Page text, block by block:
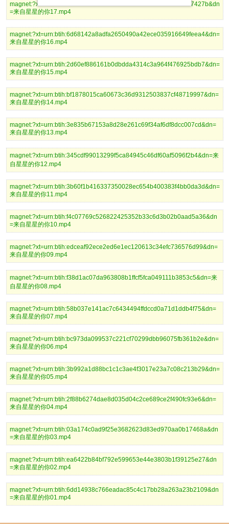
magnet:?xt=urn:btih:2a12b834b8ce276772d6a7cb98da4576a1b7427b&dn
=来自星星的你17.mp4
magnet:?xt=urn:btih:6d68142a8adfa2650490a42ece035916649feea4&dn=
来自星星的你16.mp4
magnet:?xt=urn:btih:2d60ef886161b0dbdda4314c3a964f476925bdb7&dn=
来自星星的你15.mp4
magnet:?xt=urn:btih:bf1878015ca60673c36d9312503837cf48719997&dn=
来自星星的你14.mp4
magnet:?xt=urn:btih:3e835b67153a8d28e261c69f34af6df8dcc007cd&dn=
来自星星的你13.mp4
magnet:?xt=urn:btih:345cdf99013299f5ca84945c46df60af5096f2b4&dn=来
自星星的你12.mp4
magnet:?xt=urn:btih:3b60f1b416337350028ec654b400383f4bb0da3d&dn=
来自星星的你11.mp4
magnet:?xt=urn:btih:f4c07769c526822425352b33c6d3b02b0aad5a36&dn
=来自星星的你10.mp4
magnet:?xt=urn:btih:edceaf92ece2ed6e1ec120613c34efc736576d99&dn=
来自星星的你09.mp4
magnet:?xt=urn:btih:f38d1ac07da963808b1ffcf5fca049111b3853c5&dn=来
自星星的你08.mp4
magnet:?xt=urn:btih:58b037e141ac7c6434494ffdccd0a71d1ddb4f75&dn=
来自星星的你07.mp4
magnet:?xt=urn:btih:bc973da099537c221cf70299dbb96075fb361b2e&dn=
来自星星的你06.mp4
magnet:?xt=urn:btih:3b992a1d88bc1c1c3ae4f3017e23a7c08c213b29&dn=
来自星星的你05.mp4
magnet:?xt=urn:btih:2f88b6274dae8d035d04c2ce689ce2f490fc93e6&dn=
来自星星的你04.mp4
magnet:?xt=urn:btih:03a174c0ad9f25e3682623d83ed970aa0b17468a&dn
=来自星星的你03.mp4
magnet:?xt=urn:btih:ea6422b84bf792e599653e44e3803b1f39125e27&dn
=来自星星的你02.mp4
magnet:?xt=urn:btih:6dd14938c766eadac85c4c17bb28a263a23b2109&dn
=来自星星的你01.mp4